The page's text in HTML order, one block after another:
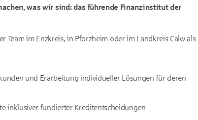
was wir sind: das führende Finanzinstitut der
Team im Enzkreis, in Pforzheim oder im Landkreis Calw als
und Erarbeitung individueller Lösungen für deren
inklusiver fundierter Kreditentscheidungen